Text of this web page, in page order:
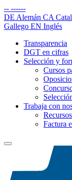
-- ------
DE Alemán CA
Gallego EN Inglés
Transparencia
DGT en cifras
Selección y
Cursos
Trabaja con
Factura